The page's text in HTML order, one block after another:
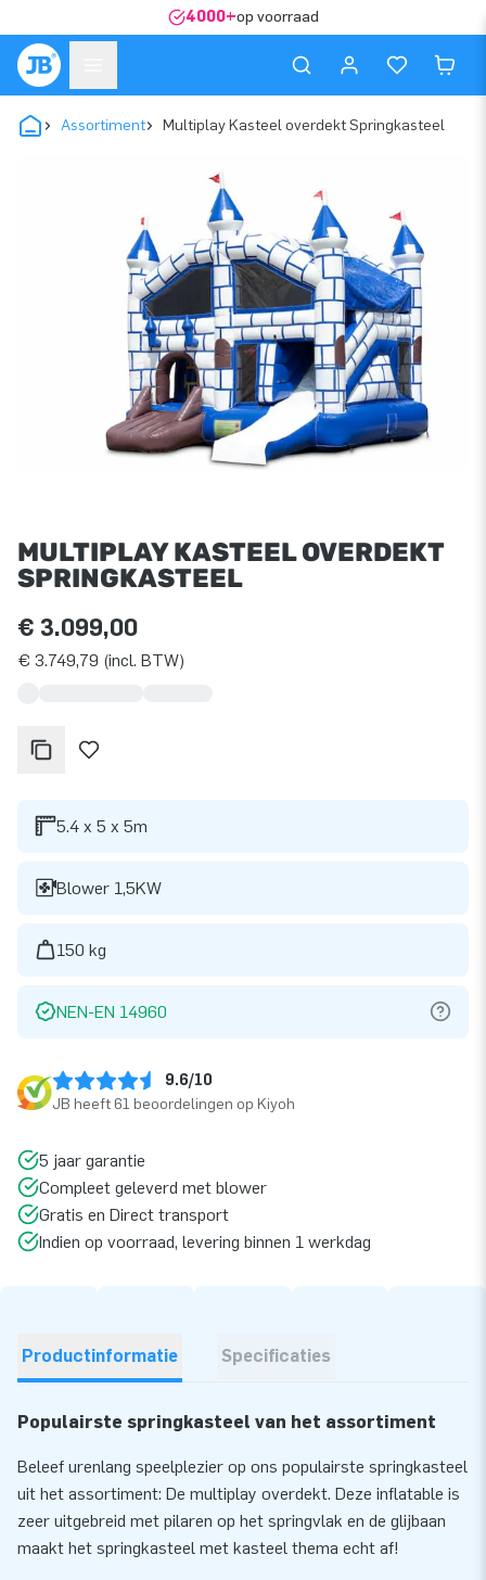
4000+op voorraad
Assortiment Multiplay Kasteel overdekt Springkasteel
MULTIPLAY KASTEEL OVERDEKT
SPRINGKASTEEL
€ 3.099,00
€ 3.749,79 (incl. BTW)
5.4 x 5 x 5m
Blower 1,5KW
150 kg
NEN-EN 14960
9.6/10
JB heeft 61 beoordelingen op Kiyoh
5 jaar garantie
Compleet geleverd met blower
Gratis en Direct transport
Indien op voorraad, levering binnen 1 werkdag
Productinformatie Specificaties
Populairste springkasteel van het assortiment
Beleef urenlang speelplezier op ons populairste springkasteel
uit het assortiment: De multiplay overdekt. Deze inflatable is
zeer uitgebreid met pilaren op het springvlak en de glijbaan
maakt het springkasteel met kasteel thema echt af!